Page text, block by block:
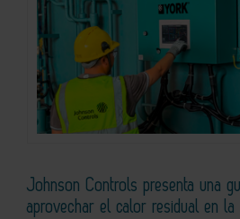
Johnson Controls presenta una
aprovechar el calor residual en la